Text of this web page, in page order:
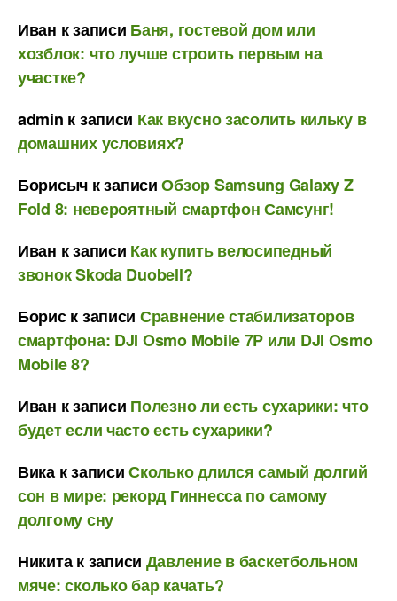
Иван к записи Баня, гостевой дом или
хозблок: что лучше строить первым на
участке?
admin к записи Как вкусно засолить кильку в
домашних условиях?
Борисыч к записиОбзор Samsung Galaxy Z
Fold 8: невероятный смартфон Самсунг!
Иван к записи Как купить велосипедный
звонок Skoda Duobell?
Бориск записи Сравнение стабилизаторов
смартфона: DJI Osmo Mobile 7P или DJI Osmo
Mobile 8?
Иван к записи Полезно ли есть сухарики: что
будет если часто есть сухарики?
Викак записиСколько длился самый долгий
сон в мире: рекорд Гиннесса по самому
долгому сну
Никитак записи Давление в баскетбольном
мяче: сколько бар качать?